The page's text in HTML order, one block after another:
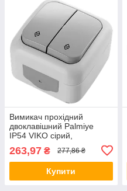
Вимикач прохідний
двоклавішний Palmiye
IP54 VIKO сірий,
накладний Віко, настінний
зовнішній 90555517
263,97 ₴ 277,86 ₴
Купити